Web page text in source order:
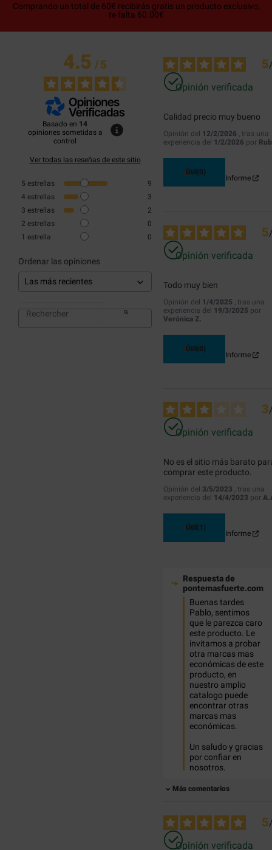
Comprando un total de 60€ recibirás gratis un producto exclusivo,
te falta 60.00€
4.5/5
Basado en 14
opiniones sometidas a
control
Ver todas las reseñas de este sitio
5 estrellas
9
4 estrellas
3
3 estrellas
2
2 estrellas
0
1 estrella 0
Ordenar las opiniones
5
Opinión verificada
Calidad precio muy bueno
Opinión del 12/2/2026 , tras una
experiencia del 1/2/2026 por
Útil(0)
Informe
5
Opinión verificada
Todo muy bien
Opinión del 1/4/2025 , tras una
experiencia del 19/3/2025 por
Verónica Z.
Útil(0)
Informe
3
Opinión verificada
No es el sitio más barato
comprar este producto.
Opinión del 3/5/2023 , tras una
experiencia del 14/4/2023 por
Útil(1)
Informe
Respuesta de
pontemasfuerte.com
Buenas tardes
Pablo, sentimos
que le parezca caro
este producto. Le
invitamos a probar
otra marcas mas
económicas de este
producto, en
nuestro amplio
catalogo puede
encontrar otras
marcas mas
económicas.
Un saludo y gracias
por confiar en
nosotros.
Más comentarios
5
Opinión verificada